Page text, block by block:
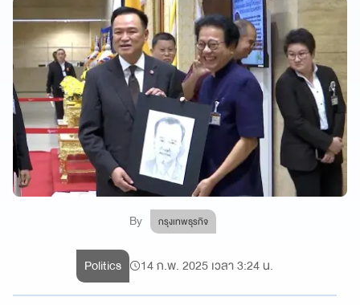
By กรุงเทพธุรกิจ
Politics 14 ก.พ. 2025 เวลา 3:24 น.